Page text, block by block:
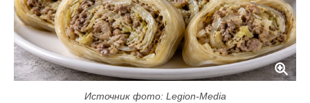
Источник фото: Legion-Media